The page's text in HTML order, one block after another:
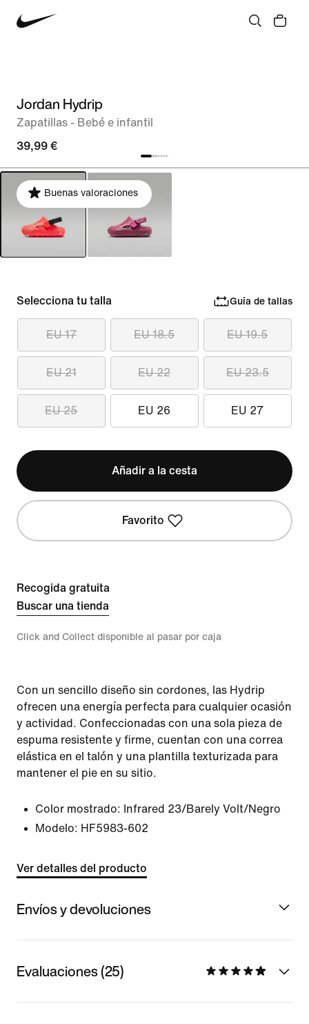
Jordan Hydrip
Zapatillas - Bebé e infantil
39,99 €
Buenas valoraciones
Selecciona tu talla Guía de tallas
EU 17 EU 18.5 EU 19.5
EU 21 EU 22 EU 23.5
EU 25 EU 26 EU 27
Añadir a la cesta
Favorito
Recogida gratuita
Buscar una tienda
Click and Collect disponible al pasar por caja
Con un sencillo diseño sin cordones, las Hydrip
ofrecen una energía perfecta para cualquier ocasión
y actividad. Confeccionadas con una sola pieza de
espuma resistente y firme, cuentan con una correa
elástica en el talón y una plantilla texturizada para
mantener el pie en su sitio.
Color mostrado: Infrared 23/Barely Volt/Negro
Modelo: HF5983-602
Ver detalles del producto
Envíos y devoluciones
Evaluaciones (25)